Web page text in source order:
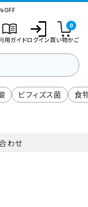
用ガイドログイン
0
買い物かご
ビフィズス菌 食
わせ